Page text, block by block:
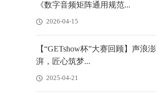
《数字音频矩阵通用规范...
2026-04-15
【“GETshow杯”大赛回顾】声浪澎
湃，匠心筑梦...
2025-04-21